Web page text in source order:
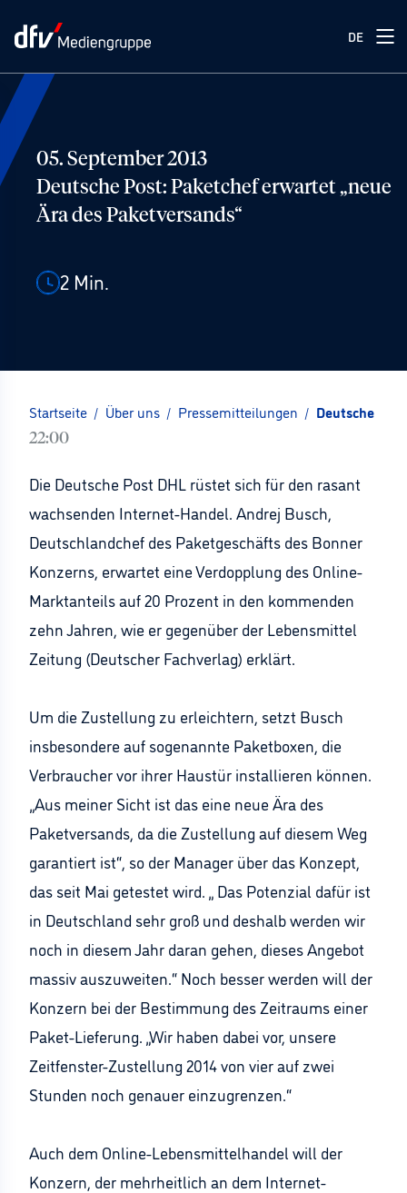
DE
05. September 2013
Deutsche Post: Paketchef erwartet „neue
Ära des Paketversands“
2 Min.
Startseite / Über uns / Pressemitteilungen / Deutsche
22:00
Die Deutsche Post DHL rüstet sich für den rasant
wachsenden Internet-Handel. Andrej Busch,
Deutschlandchef des Paketgeschäfts des Bonner
Konzerns, erwartet eine Verdopplung des Online-
Marktanteils auf 20 Prozent in den kommenden
zehn Jahren, wie er gegenüber der Lebensmittel
Zeitung (Deutscher Fachverlag) erklärt.
Um die Zustellung zu erleichtern, setzt Busch
insbesondere auf sogenannte Paketboxen, die
Verbraucher vor ihrer Haustür installieren können.
„Aus meiner Sicht ist das eine neue Ära des
Paketversands, da die Zustellung auf diesem Weg
garantiert ist“, so der Manager über das Konzept,
das seit Mai getestet wird. „ Das Potenzial dafür ist
in Deutschland sehr groß und deshalb werden wir
noch in diesem Jahr daran gehen, dieses Angebot
massiv auszuweiten.“ Noch besser werden will der
Konzern bei der Bestimmung des Zeitraums einer
Paket-Lieferung. „Wir haben dabei vor, unsere
Zeitfenster-Zustellung 2014 von vier auf zwei
Stunden noch genauer einzugrenzen.“
Auch dem Online-Lebensmittelhandel will der
Konzern, der mehrheitlich an dem Internet-